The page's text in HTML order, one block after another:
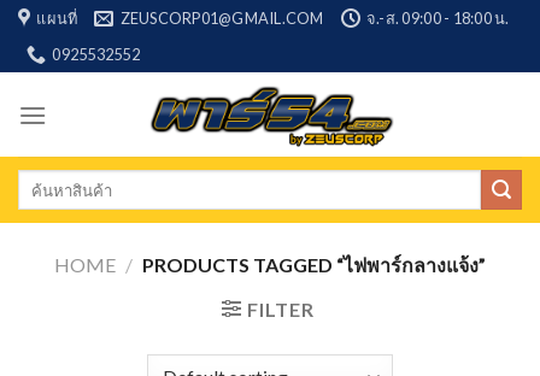
Skip
content
แผนที่ ZEUSCORP01@GMAIL.COM
จ.-ส. 09:00 - 18:00 น.
0925532552
Search
HOME / PRODUCTS TAGGED “ไฟพาร์กลางแจ้ง”
FILTER